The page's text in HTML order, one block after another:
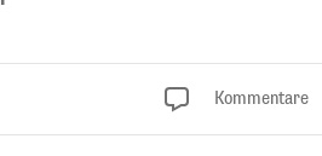
Kommentare